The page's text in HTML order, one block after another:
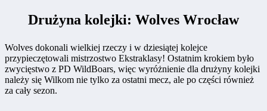
Drużyna kolejki: Wolves Wrocław
Wolves dokonali wielkiej rzeczy i w dziesiątej kolejce
przypieczętowali mistrzostwo Ekstraklasy! Ostatnim krokiem było
zwycięstwo z PD WildBoars, więc wyróżnienie dla drużyny kolejki
należy się Wilkom nie tylko za ostatni mecz, ale po części również
za cały sezon.